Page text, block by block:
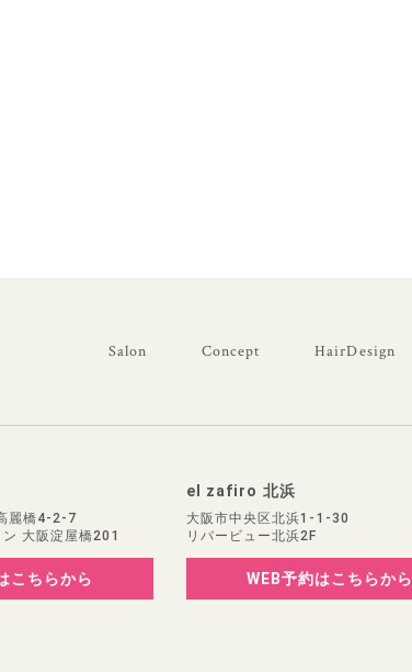
Salon Concept HairDesign
麗橋4-2-7
大阪淀屋橋201
こちらから
el zafiro 北浜
大阪市中央区北浜1-1-30
リバービュー北浜2F
WEB予約はこちらから